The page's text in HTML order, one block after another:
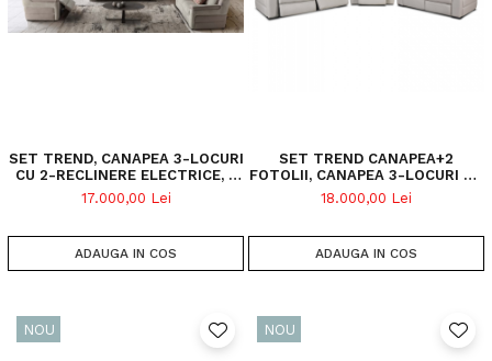
SET TREND, CANAPEA 3-LOCURI
CU 2-RECLINERE ELECTRICE, 2
FOTOLII CU RECLINER
ELECTRIC, STOFA BICOLORA
17.000,00 Lei
ADAUGA IN COS
SET TREND CANAPEA+2
FOTOLII, CANAPEA 3-LOCURI CU
2-RECLINERE ELECTRICE, 2
FOTOLII CU RECLINER
18.000,00 Lei
ADAUGA IN COS
NOU NOU